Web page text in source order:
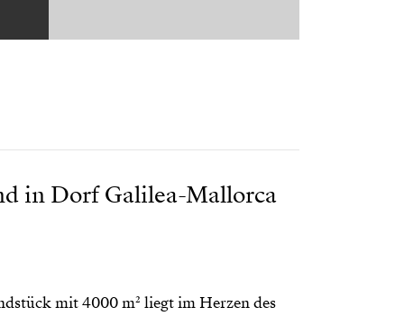
in Dorf Galilea-Mallorca
mit 4000 m² liegt im Herzen des